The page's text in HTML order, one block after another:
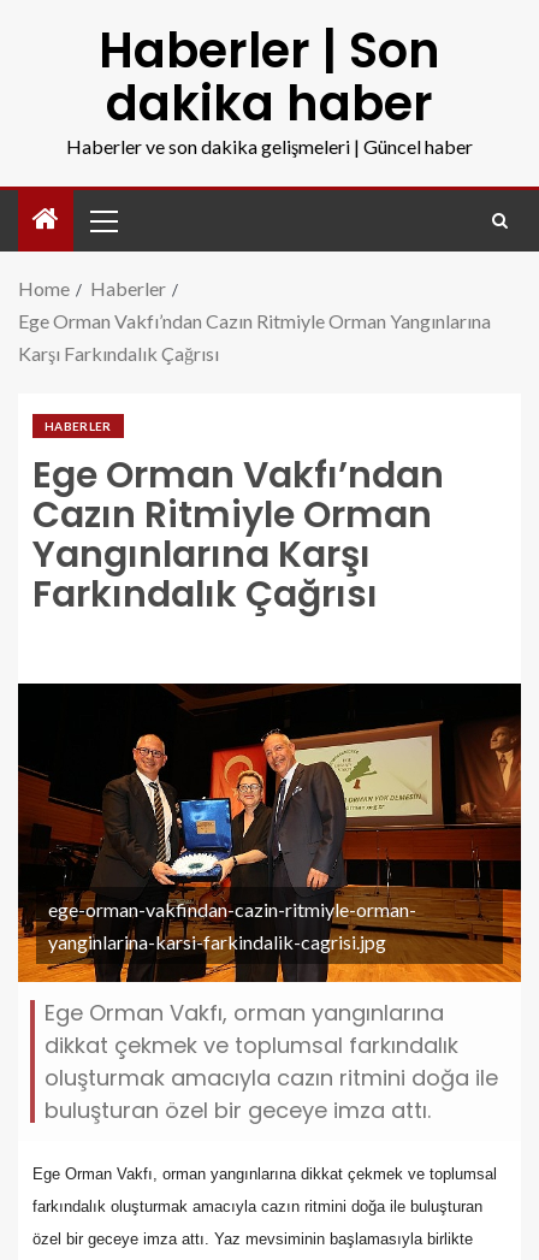
Haberler | Son
dakika haber
Haberler ve son dakika gelişmeleri | Güncel haber
Home
Haberler
Ege Orman Vakfı’ndan Cazın Ritmiyle Orman Yangınlarına
Karşı Farkındalık Çağrısı
HABERLER
Ege Orman Vakfı’ndan
Cazın Ritmiyle Orman
Yangınlarına Karşı
Farkındalık Çağrısı
ege-orman-vakfindan-cazin-ritmiyle-orman-
yanginlarina-karsi-farkindalik-cagrisi.jpg
Ege Orman Vakfı, orman yangınlarına
dikkat çekmek ve toplumsal farkındalık
oluşturmak amacıyla cazın ritmini doğa ile
buluşturan özel bir geceye imza attı.
Ege Orman Vakfı, orman yangınlarına dikkat çekmek ve toplumsal
farkındalık oluşturmak amacıyla cazın ritmini doğa ile buluşturan
özel bir geceye imza attı. Yaz mevsiminin başlamasıyla birlikte